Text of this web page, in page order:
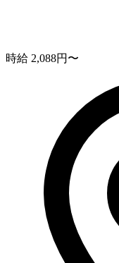
時給 2,088円〜